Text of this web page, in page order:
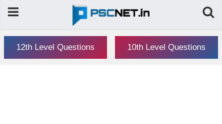
12th Level Questions 10th Level Questions